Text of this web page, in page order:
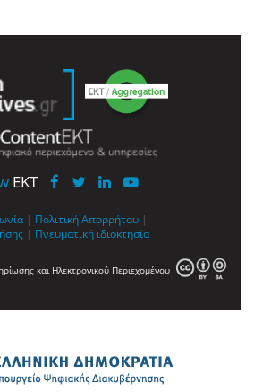
EKT
| Πολιτική Απορρήτου |
| Πνευματική ιδιοκτησία
και Ηλεκτρονικού Περιεχομένου